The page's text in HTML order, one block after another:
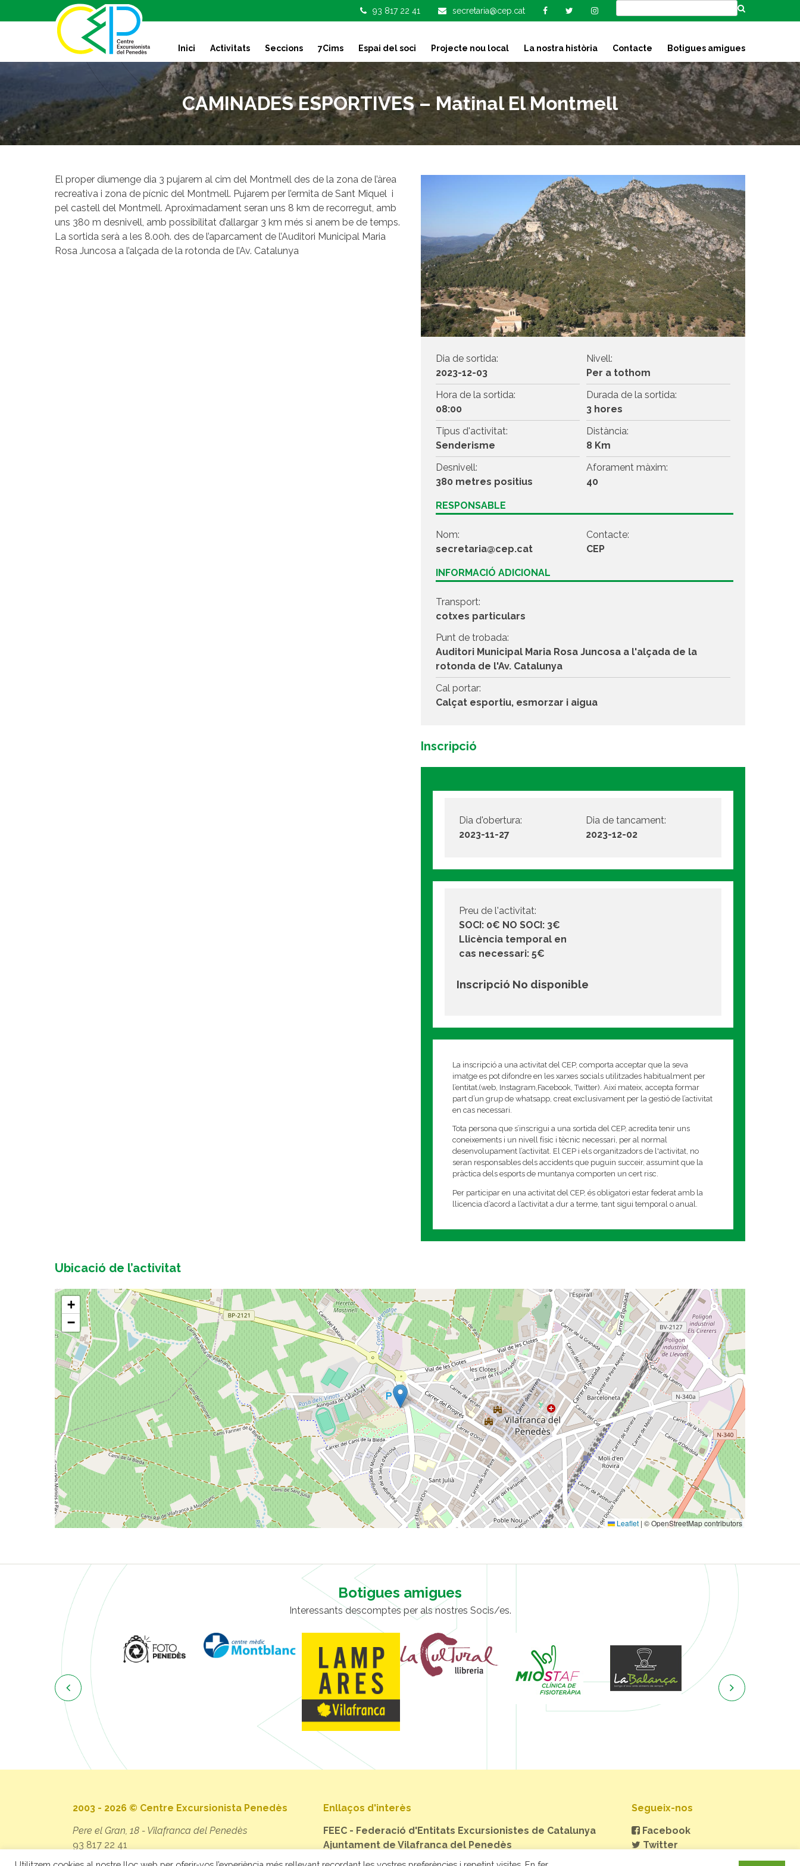
k
t
n
t
93 817 22 41 secretaria@cep.cat
Inici Activitats Seccions 7Cims Espai del soci Projecte nou local La nostra història Contacte Botigues amigues
CAMINADES ESPORTIVES – Matinal El Montmell
El proper diumenge dia 3 pujarem al cim del Montmell des de la zona de l’àrea
recreativa i zona de pícnic del Montmell. Pujarem per l’ermita de Sant Miquel i
pel castell del Montmell. Aproximadament seran uns 8 km de recorregut, amb
uns 380 m desnivell, amb possibilitat d’allargar 3 km més si anem be de temps.
La sortida serà a les 8.00h. des de l’aparcament de l’Auditori Municipal Maria
Rosa Juncosa a l’alçada de la rotonda de l’Av. Catalunya
Dia de sortida:
2023-12-03
Nivell:
Per a tothom
Hora de la sortida:
08:00
Durada de la sortida:
3 hores
Tipus d'activitat:
Senderisme
Distància:
8 Km
Desnivell:
380 metres positius
Aforament màxim:
40
RESPONSABLE
Nom:
secretaria@cep.cat
Contacte:
CEP
INFORMACIÓ ADICIONAL
Transport:
cotxes particulars
Punt de trobada:
Auditori Municipal Maria Rosa Juncosa a l'alçada de la
rotonda de l'Av. Catalunya
Cal portar:
Calçat esportiu, esmorzar i aigua
Inscripció
Dia d'obertura:
2023-11-27
Dia de tancament:
2023-12-02
Preu de l'activitat:
SOCI: 0€ NO SOCI: 3€
Llicència temporal en
cas necessari: 5€
Inscripció No disponible
La inscripció a una activitat del CEP, comporta acceptar que la seva
imatge es pot difondre en les xarxes socials utilitzades habitualment per
l’entitat.(web, Instagram,Facebook, Twitter). Així mateix, accepta formar
part d’un grup de whatsapp, creat exclusivament per la gestió de l’activitat
en cas necessari.
Tota persona que s’inscrigui a una sortida del CEP, acredita tenir uns
coneixements i un nivell físic i tècnic necessari, per al normal
desenvolupament l’activitat. El CEP i els organitzadors de l'activitat, no
seran responsables dels accidents que puguin succeir, assumint que la
pràctica dels esports de muntanya comporten un cert risc.
Per participar en una activitat del CEP, és obligatori estar federat amb la
llicencia d’acord a l’activitat a dur a terme, tant sigui temporal o anual.
Ubicació de l’activitat
+
−
Leaflet | © OpenStreetMap contributors
Botigues amigues
Interessants descomptes per als nostres Socis/es.
 
2003 - 2026 © Centre Excursionista Penedès
Pere el Gran, 18 - Vilafranca del Penedès
93 817 22 41
secretaria@cep.cat
Enllaços d'interès
FEEC - Federació d'Entitats Excursionistes de Catalunya
Ajuntament de Vilafranca del Penedès
Segueix-nos
Facebook
Twitter